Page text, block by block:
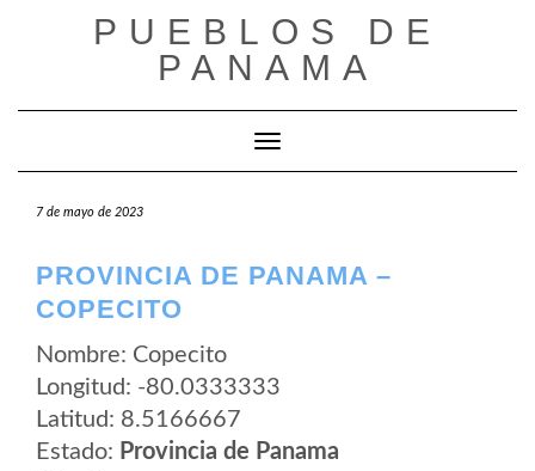
PUEBLOS DE
PANAMA
Cambiar modo de navegación
7 de mayo de 2023
PROVINCIA DE PANAMA –
COPECITO
Nombre: Copecito
Longitud: -80.0333333
Latitud: 8.5166667
Estado: Provincia de Panama